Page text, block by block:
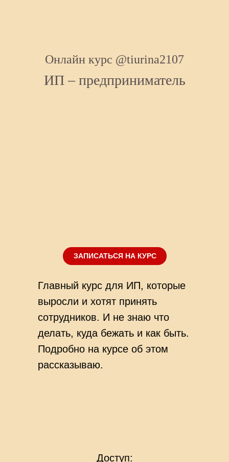
Онлайн курс @tiurina2107
Главный курс для ИП, которые
выросли и хотят принять
сотрудников. И не знаю что
делать, куда бежать и как быть.
Подробно на курсе об этом
рассказываю.
ИП – предприниматель
ЗАПИСАТЬСЯ НА КУРС
Доступ: